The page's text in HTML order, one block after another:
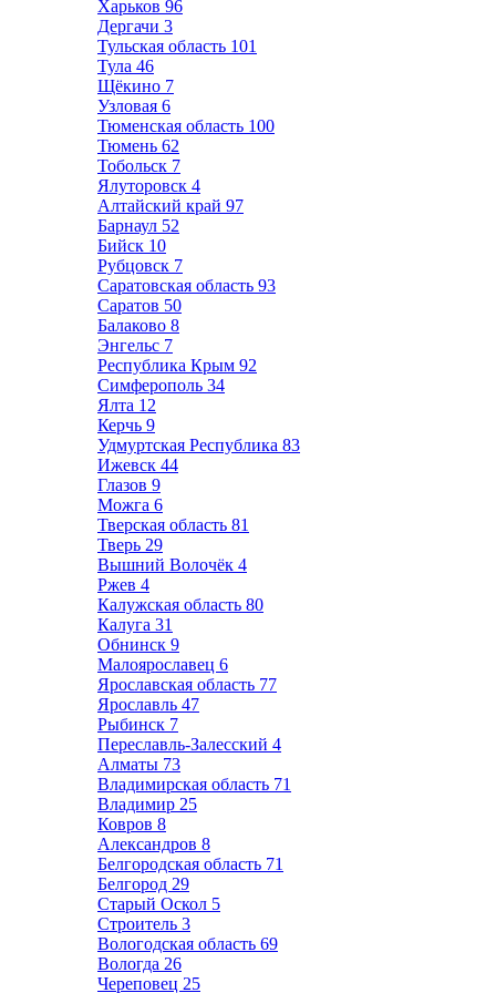
Харьков 96
Дергачи 3
Тульская область 101
Тула 46
Щёкино 7
Узловая 6
Тюменская область 100
Тюмень 62
Тобольск 7
Ялуторовск 4
Алтайский край 97
Барнаул 52
Бийск 10
Рубцовск 7
Саратовская область 93
Саратов 50
Балаково 8
Энгельс 7
Республика Крым 92
Симферополь 34
Ялта 12
Керчь 9
Удмуртская Республика 83
Ижевск 44
Глазов 9
Можга 6
Тверская область 81
Тверь 29
Вышний Волочёк 4
Ржев 4
Калужская область 80
Калуга 31
Обнинск 9
Малоярославец 6
Ярославская область 77
Ярославль 47
Рыбинск 7
Переславль-Залесский 4
Алматы 73
Владимирская область 71
Владимир 25
Ковров 8
Александров 8
Белгородская область 71
Белгород 29
Старый Оскол 5
Строитель 3
Вологодская область 69
Вологда 26
Череповец 25